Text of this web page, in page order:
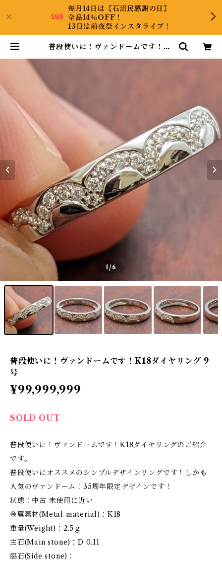
毎月14日は【石沼民感謝の日】
全品14％OFF！
13日は前夜祭インスタライブ！
普段使いに！ヴァンドームです！K1
1/6
普段使いに！ヴァンドームです！K18ダイヤリング 9
号
¥99,999,999
SOLD OUT
普段使いに！ヴァンドームです！K18ダイヤリングのご紹介
です。
普段使いにオススメのシンプルデザインリングです！しかも
人気のヴァンドーム！35周年限定デザインです！
状態：中古 未使用に近い
金属素材(Metal material)：K18
重量(Weight)：2.5ｇ
主石(Main stone)：D 0.11
脇石(Side stone)：